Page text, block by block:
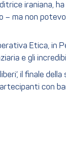
iraniana,
ma non potevo
Etica, in
e gli
liberi’, il finale
con